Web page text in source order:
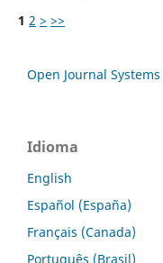
1 2 > >>
Open Journal Systems
Idioma
English
Español (España)
Français (Canada)
Português (Brasil)